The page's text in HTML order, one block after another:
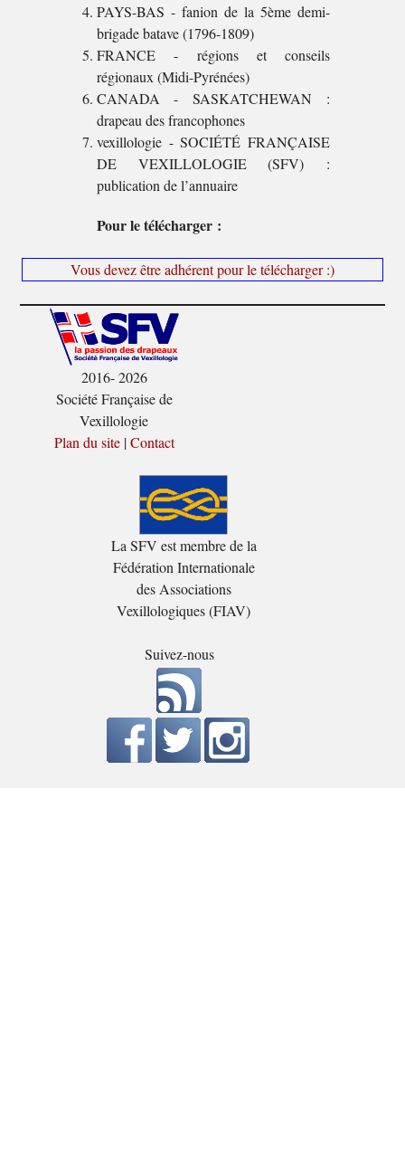
PAYS-BAS - fanion de la 5ème demi-
brigade batave (1796-1809)
FRANCE - régions et conseils
régionaux (Midi-Pyrénées)
CANADA - SASKATCHEWAN :
drapeau des francophones
vexillologie - SOCIÉTÉ FRANÇAISE
DE VEXILLOLOGIE (SFV) :
publication de l’annuaire
Pour le télécharger :
Vous devez être adhérent pour le télécharger :)
2016- 2026
Société Française de
Vexillologie
Plan du site|Contact
La SFV est membre de la
Fédération Internationale
des Associations
Vexillologiques (FIAV)
Suivez-nous